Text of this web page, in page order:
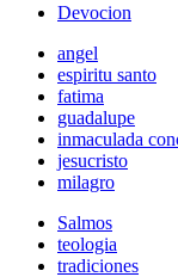
Devocion
angel
espiritu santo
fatima
guadalupe
inmaculada
jesucristo
milagro
Salmos
teologia
tradiciones